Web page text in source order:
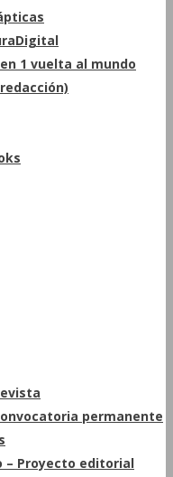
1 vuelta al mundo
permanente
– Proyecto editorial